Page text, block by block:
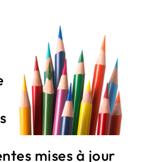
mises à jour